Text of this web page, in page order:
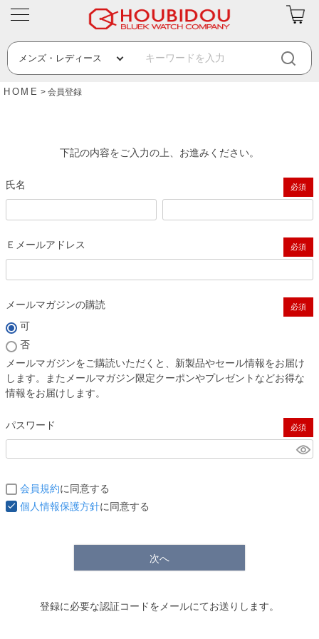
HOME 会員登録
下記の内容をご入力の上、お進みください。
氏名
Ｅメールアドレス
メールマガジンの購読
可
否
メールマガジンをご購読いただくと、新製品やセール情報をお届け
します。またメールマガジン限定クーポンやプレゼントなどお得な
情報をお届けします。
パスワード
(必須)
会員規約に同意する
個人情報保護方針に同意する
次へ
登録に必要な認証コードをメールにてお送りします。